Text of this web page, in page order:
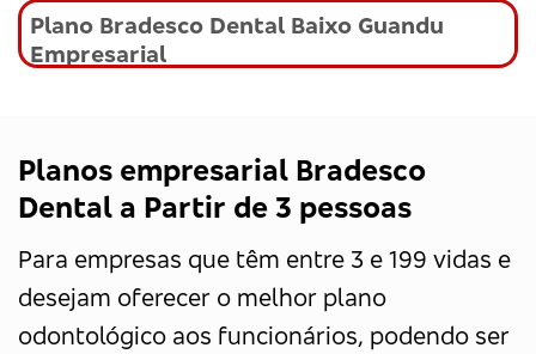
Plano Bradesco Dental Baixo Guandu
Empresarial
Planos empresarial Bradesco
Dental a Partir de 3 pessoas
Para empresas que têm entre 3 e 199 vidas e
desejam oferecer o melhor plano
odontológico aos funcionários, podendo ser